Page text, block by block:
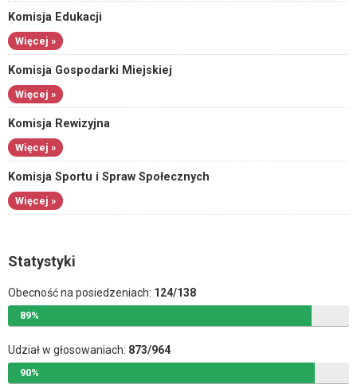
Komisja Edukacji
Więcej »
Komisja Gospodarki Miejskiej
Więcej »
Komisja Rewizyjna
Więcej »
Komisja Sportu i Spraw Społecznych
Więcej »
Statystyki
Obecność na posiedzeniach: 124/138
89%
Udział w głosowaniach: 873/964
90%